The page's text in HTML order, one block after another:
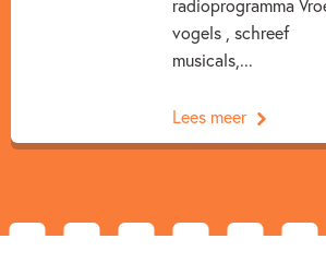
radioprogramma
vogels , schreef
musicals,...
Lees meer